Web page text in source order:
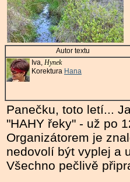
Autor textu
Iva, Hynek
Korektura Hana
Panečku, toto letí...
"HAHY řeky" - už po
Organizátorem je
nedovolí být vyplej a
Všechno pečlivě